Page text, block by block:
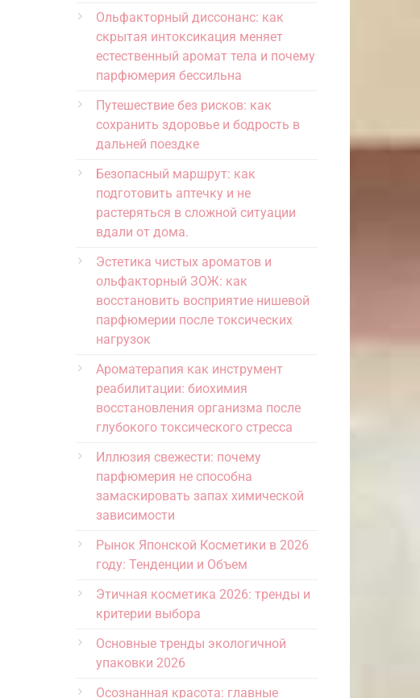
Ольфакторный диссонанс: как
скрытая интоксикация меняет
естественный аромат тела и почему
парфюмерия бессильна
Путешествие без рисков: как
сохранить здоровье и бодрость в
дальней поездке
Безопасный маршрут: как
подготовить аптечку и не
растеряться в сложной ситуации
вдали от дома.
Эстетика чистых ароматов и
ольфакторный ЗОЖ: как
восстановить восприятие нишевой
парфюмерии после токсических
нагрузок
Ароматерапия как инструмент
реабилитации: биохимия
восстановления организма после
глубокого токсического стресса
Иллюзия свежести: почему
парфюмерия не способна
замаскировать запах химической
зависимости
Рынок Японской Косметики в 2026
году: Тенденции и Объем
Этичная косметика 2026: тренды и
критерии выбора
Основные тренды экологичной
упаковки 2026
Осознанная красота: главные